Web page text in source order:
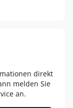
Umsetzungen
direkt
melden Sie
an.